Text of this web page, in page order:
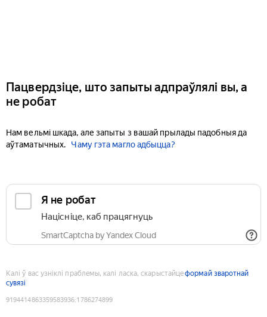
Пацвердзіце, што запыты адпраўлялі вы, а
не робат
Нам вельмі шкада, але запыты з вашай прылады падобныя да
аўтаматычных.
Чаму гэта магло адбыцца?
Я не робат
Націсніце, каб працягнуць
SmartCaptcha by Yandex Cloud
Калі ў вас узніклі праблемы, калі ласка, скарыстайцеформай зваротнай
сувязі
9194414863359583936:1786274899